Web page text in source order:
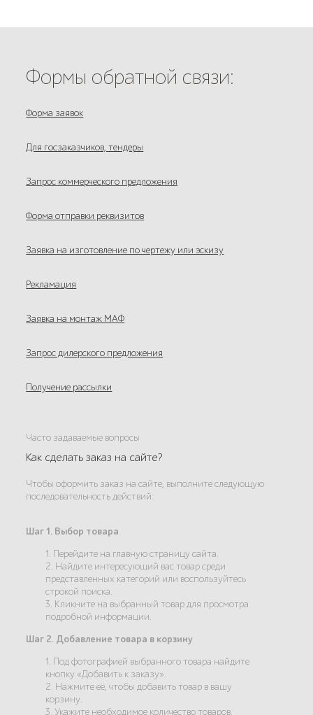
Формы обратной связи:
Форма заявок
Для госзаказчиков, тендеры
Запрос коммерческого предложения
Форма отправки реквизитов
Заявка на изготовление по чертежу или эскизу
Рекламация
Заявка на монтаж МАФ
Запрос дилерского предложения
Получение рассылки
Часто задаваемые вопросы
Как сделать заказ на сайте?
Чтобы оформить заказ на сайте, выполните следующую
последовательность действий:
Шаг 1. Выбор товара
1. Перейдите на главную страницу сайта.
2. Найдите интересующий вас товар среди
представленных категорий или воспользуйтесь
строкой поиска.
3. Кликните на выбранный товар для просмотра
подробной информации.
Шаг 2. Добавление товара в корзину
1. Под фотографией выбранного товара найдите
кнопку «Добавить к заказу».
2. Нажмите её, чтобы добавить товар в вашу
корзину.
3. Укажите необходимое количество товаров.